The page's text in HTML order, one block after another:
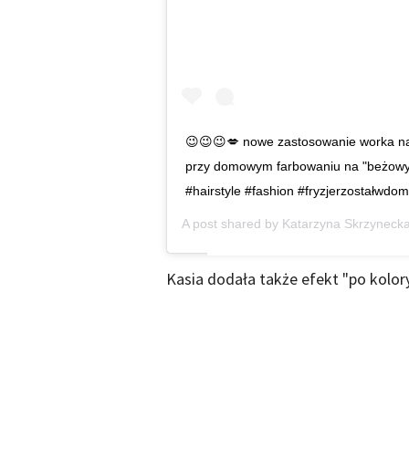
😉😉😉💋 nowe zastosowanie worka
przy domowym farbowaniu na
#hairstyle #fashion
A post shared by Katarzyna
Kasia dodała także efekt "po